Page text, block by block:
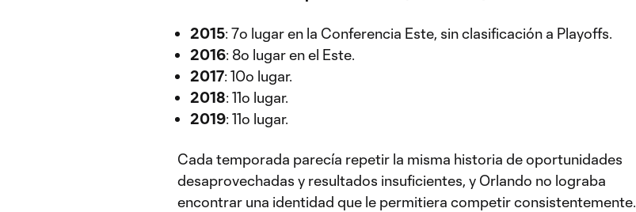
2015: 7º lugar en la Conferencia Este, sin clasificación a Playoffs.
2016: 8º lugar en el Este.
2017: 10º lugar.
2018: 11º lugar.
2019: 11º lugar.
Cada temporada parecía repetir la misma historia de oportunidades
desaprovechadas y resultados insuficientes, y Orlando no lograba
encontrar una identidad que le permitiera competir consistentemente.